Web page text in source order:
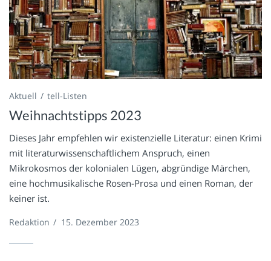
Aktuell tell-Listen
Weihnachtstipps 2023
Dieses Jahr empfehlen wir existenzielle Literatur: einen Krimi
mit literaturwissenschaftlichem Anspruch, einen
Mikrokosmos der kolonialen Lügen, abgründige Märchen,
eine hochmusikalische Rosen-Prosa und einen Roman, der
keiner ist.
Redaktion / 15. Dezember 2023